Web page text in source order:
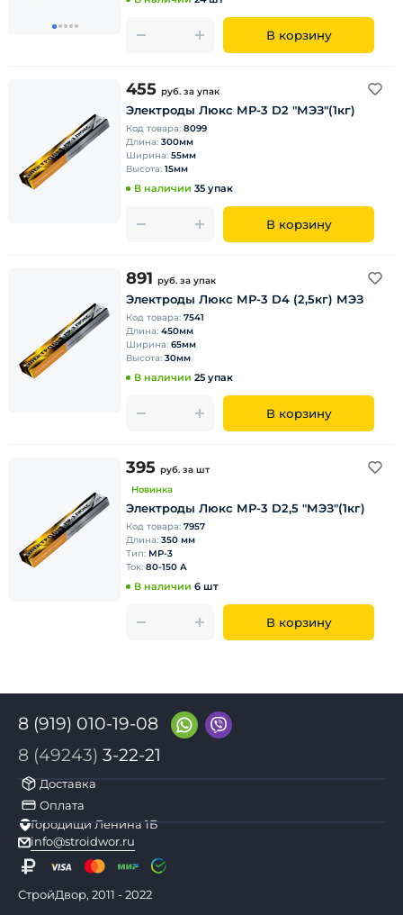
В корзину
455 руб. за упак
Электроды Люкс МР-3 D2 "МЭЗ"(1кг)
Код товара: 8099
Длина: 300мм
Ширина: 55мм
Высота: 15мм
В наличии 35 упак
В корзину
891 руб. за упак
Электроды Люкс МР-3 D4 (2,5кг) МЭЗ
Код товара: 7541
Длина: 450мм
Ширина: 65мм
Высота: 30мм
В наличии 25 упак
В корзину
395 руб. за шт
Новинка
Электроды Люкс МР-3 D2,5 "МЭЗ"(1кг)
Код товара: 7957
Длина: 350 мм
Тип: МР-3
Ток: 80-150 А
В наличии 6 шт
В корзину
8 (919) 010-19-08
8 (49243) 3-22-21
Доставка
Оплата
Городищи Ленина 1Б
info@stroidwor.ru
СтройДвор, 2011 - 2022